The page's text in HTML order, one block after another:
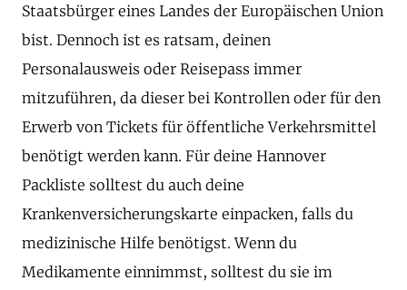
Staatsbürger eines Landes der Europäischen Union
bist. Dennoch ist es ratsam, deinen
Personalausweis oder Reisepass immer
mitzuführen, da dieser bei Kontrollen oder für den
Erwerb von Tickets für öffentliche Verkehrsmittel
benötigt werden kann. Für deine Hannover
Packliste solltest du auch deine
Krankenversicherungskarte einpacken, falls du
medizinische Hilfe benötigst. Wenn du
Medikamente einnimmst, solltest du sie im